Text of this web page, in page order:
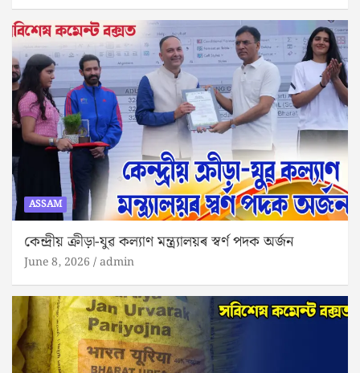
ASSAM
কেন্দ্ৰীয় ক্রীড়া-যুৱ কল্যাণ মন্ত্ৰ্যালয়ৰ স্বৰ্ণ পদক অৰ্জন
June 8, 2026 admin